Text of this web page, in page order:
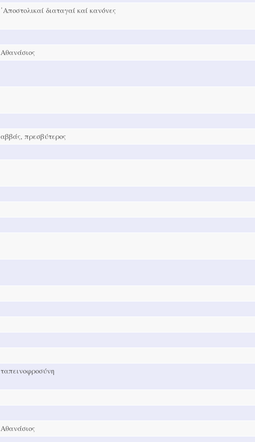
᾿Αποστολικαί διαταγαί καί κανόνες
Αθανάσιος
αββάς, πρεσβύτερος
ταπεινοφροσύνη
Αθανάσιος